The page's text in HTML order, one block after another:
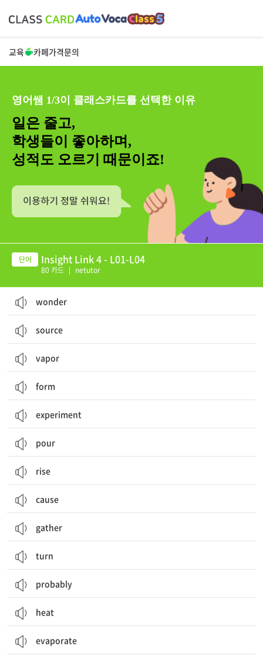
교육 카페가격문의
영어쌤 1/3이 클래스카드를 선택한 이유
일은 줄고,
학생들이 좋아하며,
성적도 오르기 때문이죠!
Insight Link 4 - L01-L04
80 카드 | netutor
wonder
source
vapor
form
experiment
pour
rise
cause
gather
turn
probably
heat
evaporate